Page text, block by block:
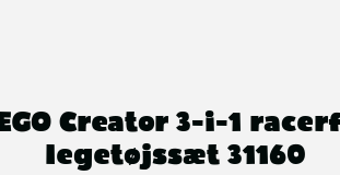
Creator 3-i-1
legetøjssæt 31160